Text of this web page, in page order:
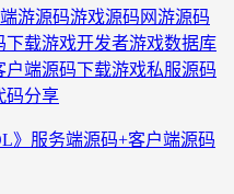
端游源码游戏源码 网游源码
下载游戏开发者游戏数据库
户端源码下载游戏私服源码
码分享